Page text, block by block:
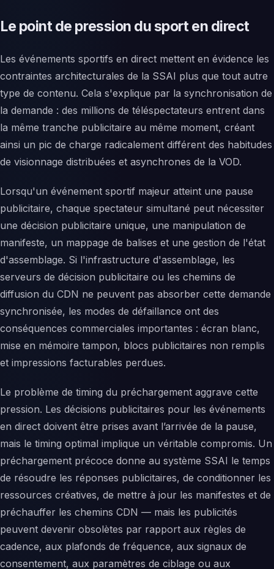
Le point de pression du sport en direct
Les événements sportifs en direct mettent en évidence les
contraintes architecturales de la SSAI plus que tout autre
type de contenu. Cela s'explique par la synchronisation de
la demande : des millions de téléspectateurs entrent dans
la même tranche publicitaire au même moment, créant
ainsi un pic de charge radicalement différent des habitudes
de visionnage distribuées et asynchrones de la VOD.
Lorsqu'un événement sportif majeur atteint une pause
publicitaire, chaque spectateur simultané peut nécessiter
une décision publicitaire unique, une manipulation de
manifeste, un mappage de balises et une gestion de l'état
d'assemblage. Si l'infrastructure d'assemblage, les
serveurs de décision publicitaire ou les chemins de
diffusion du CDN ne peuvent pas absorber cette demande
synchronisée, les modes de défaillance ont des
conséquences commerciales importantes : écran blanc,
mise en mémoire tampon, blocs publicitaires non remplis
et impressions facturables perdues.
Le problème de timing du préchargement aggrave cette
pression. Les décisions publicitaires pour les événements
en direct doivent être prises avant l’arrivée de la pause,
mais le timing optimal implique un véritable compromis. Un
préchargement précoce donne au système SSAI le temps
de résoudre les réponses publicitaires, de conditionner les
ressources créatives, de mettre à jour les manifestes et de
préchauffer les chemins CDN — mais les publicités
peuvent devenir obsolètes par rapport aux règles de
cadence, aux plafonds de fréquence, aux signaux de
consentement, aux paramètres de ciblage ou aux